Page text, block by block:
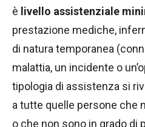
è livello assistenziale
prestazione mediche,
di natura temporanea
malattia, un incidente o
tipologia di assistenza si
a tutte quelle persone che
o che non sono in grado di